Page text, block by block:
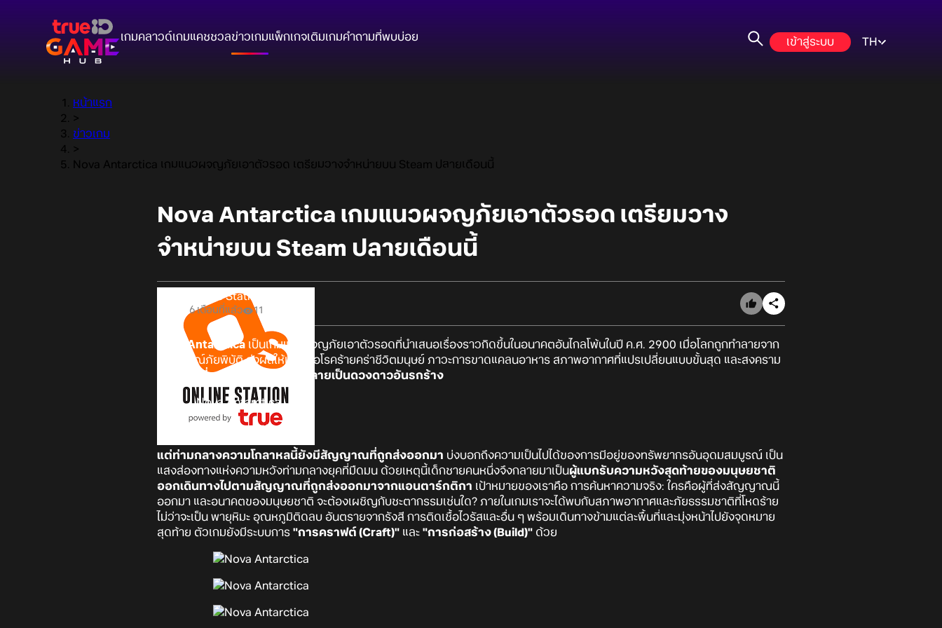
เกมคลาวด์เกมแคชชวลข่าวเกมแพ็กเกจเติมเกมคำถามที่พบบ่อย เข้าสู่ระบบ TH
หน้าแรก
>
ข่าวเกม
>
Nova Antarctica เกมแนวผจญภัยเอาตัวรอด เตรียมวางจำหน่ายบน Steam ปลายเดือนนี้
Nova Antarctica เกมแนวผจญภัยเอาตัวรอด เตรียมวาง
จำหน่ายบน Steam ปลายเดือนนี้
Online Station
6 เดือนที่แล้ว 11
Nova Antarctica เป็นเกมแนวผจญภัยเอาตัวรอดที่นำเสนอเรื่องราวกิดขึ้นในอนาคตอันไกลโพ้นในปี ค.ศ. 2900 เมื่อโลกถูกทำลายจาก
เหตุการณ์ภัยพิบัติ ส่งผลให้เกิดเชื้อโรคร้ายคร่าชีวิตมนุษย์ ภาวะการขาดแคลนอาหาร สภาพอากาศที่แปรเปลี่ยนแบบขั้นสุด และสงคราม
ทำให้โลกที่เคยอุดมสมบูรณ์ได้กลายเป็นดวงดาวอันรกร้าง
แต่ท่ามกลางความโกลาหลนี้ยังมีสัญญาณที่ถูกส่งออกมา บ่งบอกถึงความเป็นไปได้ของการมีอยู่ของทรัพยากรอันอุดมสมบูรณ์ เป็น
แสงส่องทางแห่งความหวังท่ามกลางยุคที่มืดมน ด้วยเหตุนี้เด็กชายคนหนึ่งจึงกลายมาเป็นผู้แบกรับความหวังสุดท้ายของมนุษยชาติ
ออกเดินทางไปตามสัญญาณที่ถูกส่งออกมาจากแอนตาร์กติกา เป้าหมายของเราคือ การค้นหาความจริง: ใครคือผู้ที่ส่งสัญญาณนี้
ออกมา และอนาคตของมนุษยชาติ จะต้องเผชิญกับชะตากรรมเช่นใด? ภายในเกมเราจะได้พบกับสภาพอากาศและภัยธรรมชาติที่โหดร้าย
ไม่ว่าจะเป็น พายุหิมะ อุณหภูมิติดลบ อันตรายจากรังสี การติดเชื้อไวรัสและอื่น ๆ พร้อมเดินทางข้ามแต่ละพื้นที่และมุ่งหน้าไปยังจุดหมาย
สุดท้าย ตัวเกมยังมีระบบการ "การคราฟต์ (Craft)" และ "การก่อสร้าง (Build)" ด้วย